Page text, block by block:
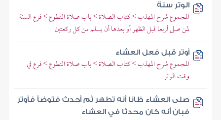
الوتر سنة
المجموع شرح المهذب > كتاب الصلاة > باب صلاة التطوع > فرع السنة
لمن صلى أربعا قبل الظهر أو بعدها أن يسلم من كل ركعتين
أوتر قبل فعل العشاء
المجموع شرح المهذب > كتاب الصلاة > باب صلاة التطوع > فرع في
وقت الوتر
صلى العشاء ظانا أنه تطهر ثم أحدث فتوضأ فأوتر
فبان أنه كان محدثا في العشاء